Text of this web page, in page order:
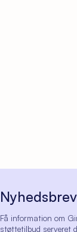
Nyhedsbrev
Få information om
støttetilbud serveret